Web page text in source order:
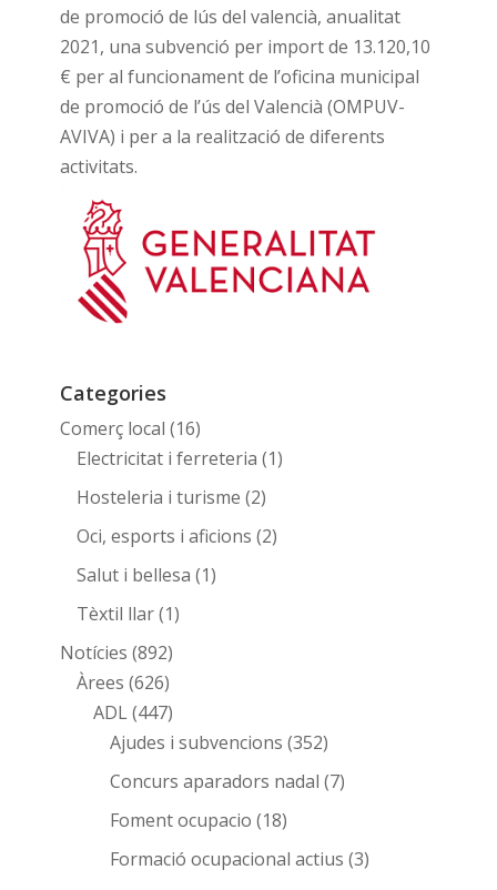
de promoció de lús del valencià, anualitat
2021, una subvenció per import de 13.120,10
€ per al funcionament de l’oficina municipal
de promoció de l’ús del Valencià (OMPUV-
AVIVA) i per a la realització de diferents
activitats.
Categories
Comerç local (16)
Electricitat i ferreteria (1)
Hosteleria i turisme (2)
Oci, esports i aficions (2)
Salut i bellesa (1)
Tèxtil llar(1)
Notícies (892)
Àrees (626)
ADL(447)
Ajudes i subvencions (352)
Concurs aparadors nadal (7)
Foment ocupacio (18)
Formació ocupacional actius (3)